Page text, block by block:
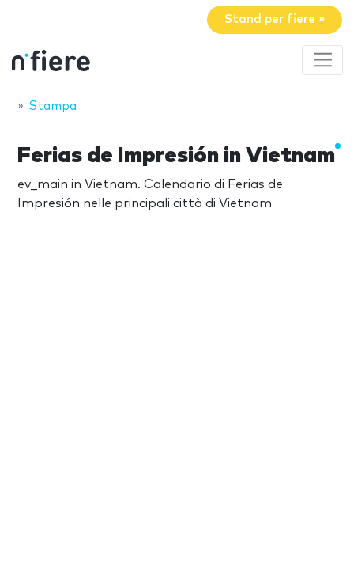
Stand per fiere »
Stampa
Ferias de Impresión in Vietnam
ev_main in Vietnam. Calendario di Ferias de
Impresión nelle principali città di Vietnam